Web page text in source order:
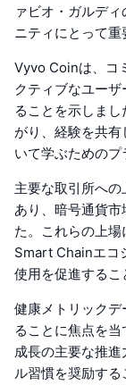
ァビオ・ガルデ
ニティにとって重
Vyvo Coinは、コ
クティブなユー
ることを示しま
がり、経験を共
いて学ぶためのプ
主要な取引所へ
あり、暗号通貨
た。これらの上
Smart Chainエコ
使用を促進するこ
健康メトリックデ
ることに焦点を
成長の主要な推
ル習慣を奨励す